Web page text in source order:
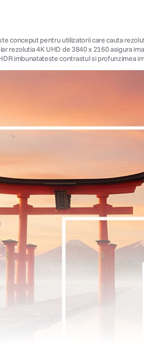
conceput pentru utilizatorii care cauta
rezolutia 4K UHD de 3840 x 2160 asigura
imbunatateste contrastul si profunzimea